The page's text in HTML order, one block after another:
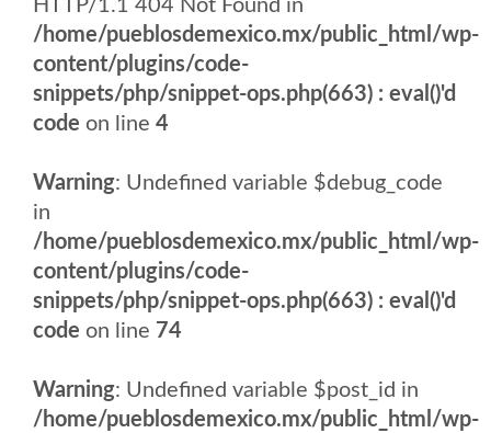
HTTP/1.1 404 Not Found in
/home/pueblosdemexico.mx/public_html/wp-
content/plugins/code-
snippets/php/snippet-ops.php(663) : eval()'d
code on line 4
Warning: Undefined variable $debug_code
in
/home/pueblosdemexico.mx/public_html/wp-
content/plugins/code-
snippets/php/snippet-ops.php(663) : eval()'d
code on line 74
Warning: Undefined variable $post_id in
/home/pueblosdemexico.mx/public_html/wp-